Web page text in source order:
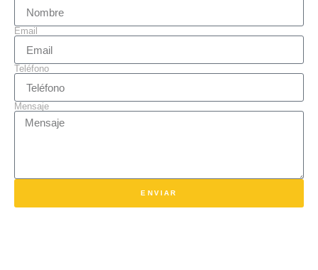
Email
Teléfono
Mensaje
ENVIAR